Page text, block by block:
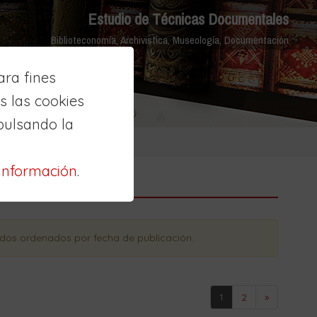
fines
las cookies
la
.
Estudio de Técnicas Documentales
Biblioteconomía, Archivistica, Museología, Documentación
ordenados por fecha de publicación.
1
2 »